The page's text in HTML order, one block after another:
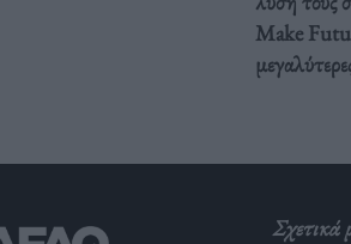
Make
Σχετικά